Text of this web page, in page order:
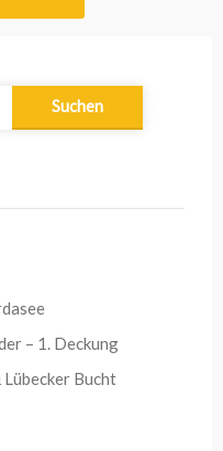
– 1. Deckung
Lübecker Bucht